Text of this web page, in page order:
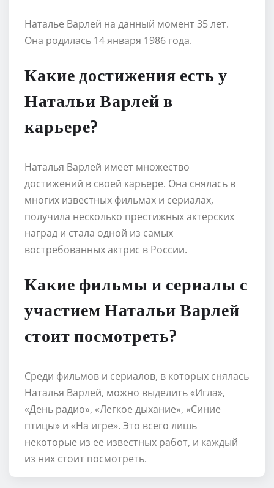
Наталье Варлей на данный момент 35 лет.
Она родилась 14 января 1986 года.
Какие достижения есть у
Натальи Варлей в
карьере?
Наталья Варлей имеет множество
достижений в своей карьере. Она снялась в
многих известных фильмах и сериалах,
получила несколько престижных актерских
наград и стала одной из самых
востребованных актрис в России.
Какие фильмы и сериалы с
участием Натальи Варлей
стоит посмотреть?
Среди фильмов и сериалов, в которых снялась
Наталья Варлей, можно выделить «Игла»,
«День радио», «Легкое дыхание», «Синие
птицы» и «На игре». Это всего лишь
некоторые из ее известных работ, и каждый
из них стоит посмотреть.